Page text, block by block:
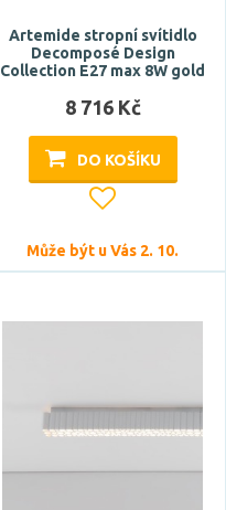
Artemide stropní svítidlo
Decomposé Design
Collection E27 max 8W gold
8 716 Kč
DO KOŠÍKU
Může být u Vás 2. 10.